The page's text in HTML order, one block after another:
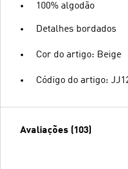
100% algodão
Detalhes bordados
Cor do artigo: Beige
Código do artigo:
Avaliações (103)